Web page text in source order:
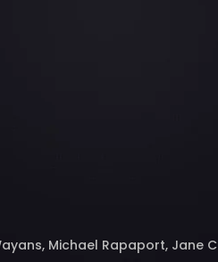
Michael Rapaport, Jane